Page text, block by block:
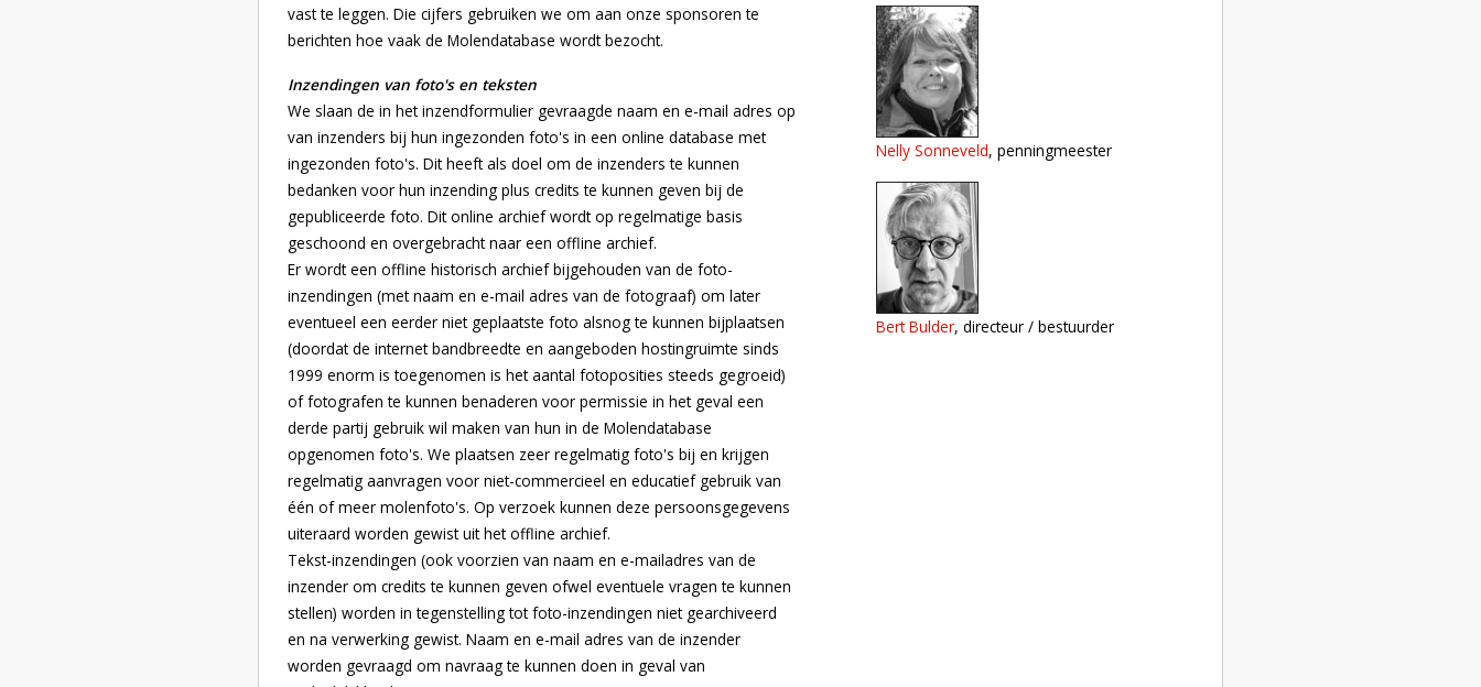
vast te leggen. Die cijfers gebruiken we om aan onze sponsoren te
berichten hoe vaak de Molendatabase wordt bezocht.
Inzendingen van foto's en teksten
We slaan de in het inzendformulier gevraagde naam en e-mail adres op
van inzenders bij hun ingezonden foto's in een online database met
ingezonden foto's. Dit heeft als doel om de inzenders te kunnen
bedanken voor hun inzending plus credits te kunnen geven bij de
gepubliceerde foto. Dit online archief wordt op regelmatige basis
geschoond en overgebracht naar een offline archief.
Er wordt een offline historisch archief bijgehouden van de foto-
inzendingen (met naam en e-mail adres van de fotograaf) om later
eventueel een eerder niet geplaatste foto alsnog te kunnen bijplaatsen
(doordat de internet bandbreedte en aangeboden hostingruimte sinds
1999 enorm is toegenomen is het aantal fotoposities steeds gegroeid)
of fotografen te kunnen benaderen voor permissie in het geval een
derde partij gebruik wil maken van hun in de Molendatabase
opgenomen foto's. We plaatsen zeer regelmatig foto's bij en krijgen
regelmatig aanvragen voor niet-commercieel en educatief gebruik van
één of meer molenfoto's. Op verzoek kunnen deze persoonsgegevens
uiteraard worden gewist uit het offline archief.
Tekst-inzendingen (ook voorzien van naam en e-mailadres van de
inzender om credits te kunnen geven ofwel eventuele vragen te kunnen
stellen) worden in tegenstelling tot foto-inzendingen niet gearchiveerd
en na verwerking gewist. Naam en e-mail adres van de inzender
worden gevraagd om navraag te kunnen doen in geval van
Nelly Sonneveld, penningmeester
Bert Bulder, directeur / bestuurder